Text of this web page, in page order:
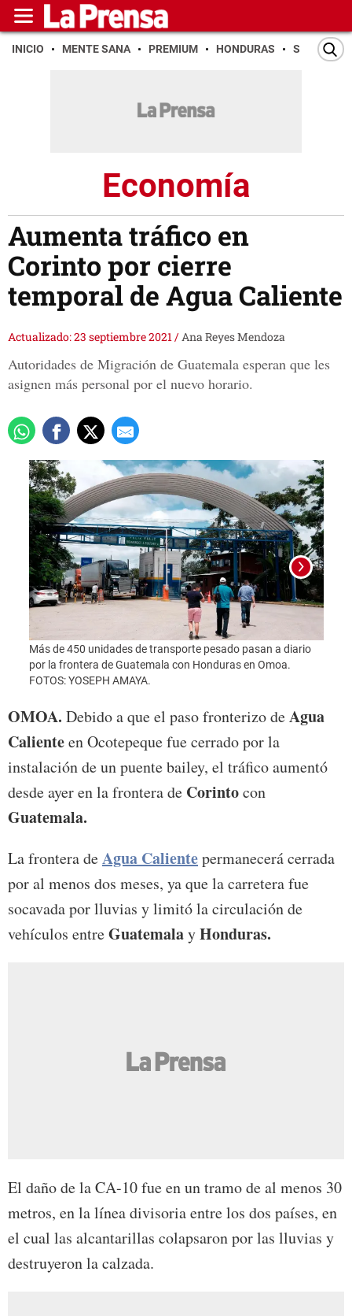
INICIO MENTE SANA PREMIUM HONDURAS SAN PEDRO
Economía
Aumenta tráfico en
Corinto por cierre
temporal de Agua Caliente
Actualizado: 23 septiembre 2021/Ana Reyes Mendoza
Autoridades de Migración de Guatemala esperan que les
asignen más personal por el nuevo horario.
Más de 450 unidades de transporte pesado pasan a diario
por la frontera de Guatemala con Honduras en Omoa.
FOTOS: YOSEPH AMAYA.
OMOA. Debido a que el paso fronterizo deAgua
Calienteen Ocotepeque fue cerrado por la
instalación de un puente bailey, el tráfico aumentó
desde ayer en la frontera de Corintocon
Guatemala.
La frontera deAgua Calientepermanecerá cerrada
por al menos dos meses, ya que la carretera fue
socavada por lluvias y limitó la circulación de
vehículos entreGuatemalayHonduras.
El daño de la CA-10 fue en un tramo de al menos 30
metros, en la línea divisoria entre los dos países, en
el cual las alcantarillas colapsaron por las lluvias y
destruyeron la calzada.